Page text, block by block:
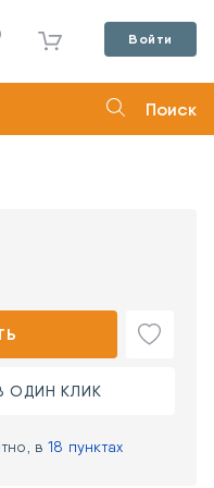
Войти
Поиск
ОДИН КЛИК
в 18 пунктах